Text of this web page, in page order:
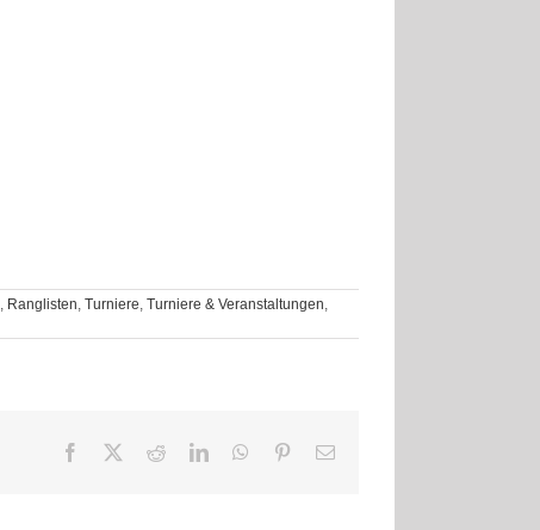
, Ranglisten, Turniere, Turniere & Veranstaltungen,
Facebook RedditLinkedInWhatsApp
Pinterest
E-